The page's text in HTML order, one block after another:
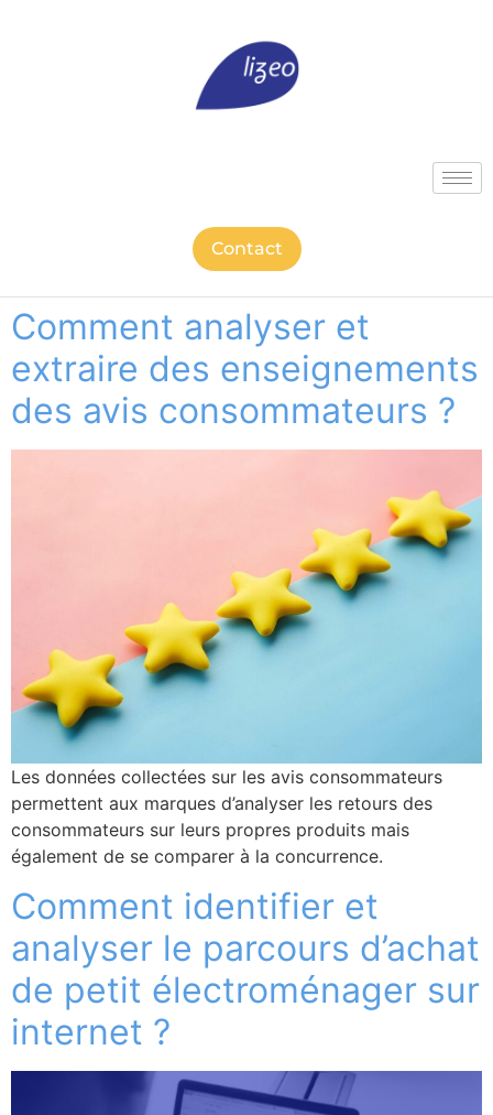
Contact
Comment analyser et
extraire des enseignements
des avis consommateurs ?
Les données collectées sur les avis consommateurs
permettent aux marques d’analyser les retours des
consommateurs sur leurs propres produits mais
également de se comparer à la concurrence.
Comment identifier et
analyser le parcours d’achat
de petit électroménager sur
internet ?